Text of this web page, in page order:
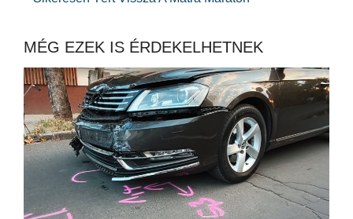
MÉG EZEK IS ÉRDEKELHETNEK